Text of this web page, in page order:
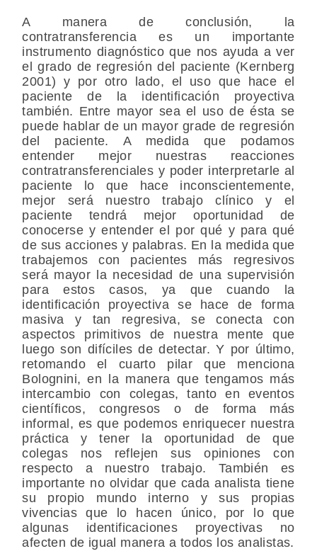
A manera de conclusión, la
contratransferencia es un importante
instrumento diagnóstico que nos ayuda a ver
el grado de regresión del paciente (Kernberg
2001) y por otro lado, el uso que hace el
paciente de la identificación proyectiva
también. Entre mayor sea el uso de ésta se
puede hablar de un mayor grade de regresión
del paciente. A medida que podamos
entender mejor nuestras reacciones
contratransferenciales y poder interpretarle al
paciente lo que hace inconscientemente,
mejor será nuestro trabajo clínico y el
paciente tendrá mejor oportunidad de
conocerse y entender el por qué y para qué
de sus acciones y palabras. En la medida que
trabajemos con pacientes más regresivos
será mayor la necesidad de una supervisión
para estos casos, ya que cuando la
identificación proyectiva se hace de forma
masiva y tan regresiva, se conecta con
aspectos primitivos de nuestra mente que
luego son difíciles de detectar. Y por último,
retomando el cuarto pilar que menciona
Bolognini, en la manera que tengamos más
intercambio con colegas, tanto en eventos
científicos, congresos o de forma más
informal, es que podemos enriquecer nuestra
práctica y tener la oportunidad de que
colegas nos reflejen sus opiniones con
respecto a nuestro trabajo. También es
importante no olvidar que cada analista tiene
su propio mundo interno y sus propias
vivencias que lo hacen único, por lo que
algunas identificaciones proyectivas no
afecten de igual manera a todos los analistas.